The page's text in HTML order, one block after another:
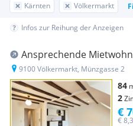
Kärnten Völkermarkt
Infos zur Reihung der Anzeigen
Ansprechende
9100 Völkermarkt, Münzgasse 2
84
2
€
€